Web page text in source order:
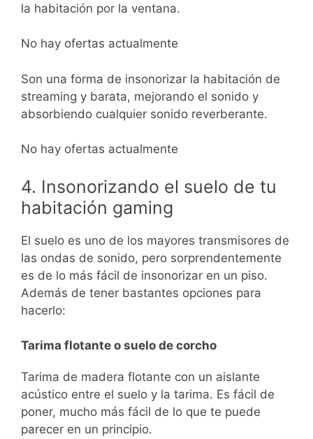
la habitación por la ventana.
No hay ofertas actualmente
Son una forma de insonorizar la habitación de
streaming y barata, mejorando el sonido y
absorbiendo cualquier sonido reverberante.
No hay ofertas actualmente
4. Insonorizando el suelo de tu
habitación gaming
El suelo es uno de los mayores transmisores de
las ondas de sonido, pero sorprendentemente
es de lo más fácil de insonorizar en un piso.
Además de tener bastantes opciones para
hacerlo:
Tarima flotante o suelo de corcho
Tarima de madera flotante con un aislante
acústico entre el suelo y la tarima. Es fácil de
poner, mucho más fácil de lo que te puede
parecer en un principio.